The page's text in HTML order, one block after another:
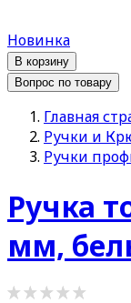
Новинка
В корзину
Вопрос по товару
Главная
Ручки и
Ручки
Ручка
мм,